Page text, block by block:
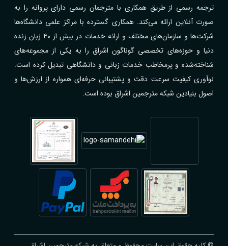
ترجمه رسمی از طریق همکاری با مترجمان رسمی دارای پروانه را به
صورت آنلاین ارائه می‌کند. همکاری گسترده با مراکز علمی دانشگاه‌ها
شرکت‌ها و سازمان‌های مختلف و ارائه خدمات در بیش از ۴۰ زبان زنده
دنیا و حوزه‌های تخصصی گوناگون اشراق را به یکی از مجموعه‌های
شناخته‌شده و پرمخاطب خدمات زبانی و دانشگاهی تبدیل کرده است.
نوآوری کیفیت سرعت دقت و پشتیبانی حرفه‌ای همواره از ارزش‌ها و
اصول بنیادین شبکه مترجمین اشراق بوده است.